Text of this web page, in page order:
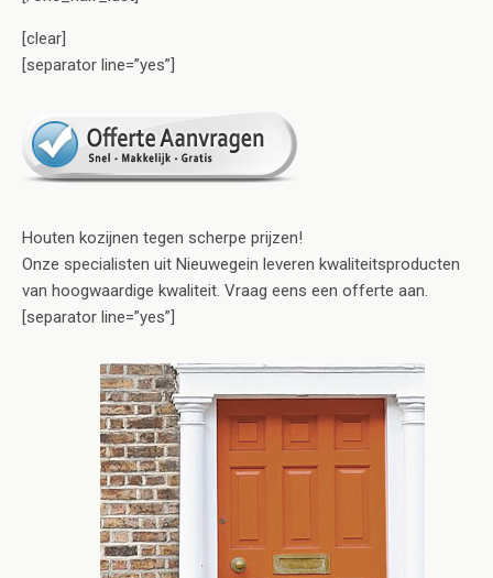
[clear]
[separator line=”yes”]
Houten kozijnen tegen scherpe prijzen!
Onze specialisten uit Nieuwegein leveren kwaliteitsproducten
van hoogwaardige kwaliteit. Vraag eens een offerte aan.
[separator line=”yes”]